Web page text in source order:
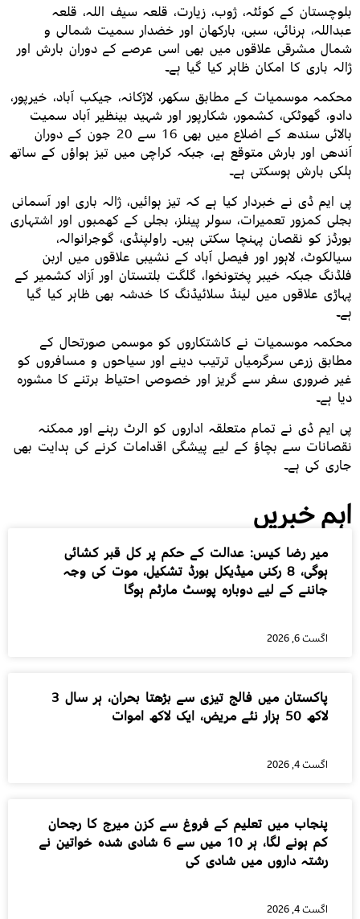
بلوچستان کے کوئٹہ، ژوب، زیارت، قلعہ سیف اللہ، قلعہ
عبداللہ، ہرنائی، سبی، بارکھان اور خضدار سمیت شمالی و
شمال مشرقی علاقوں میں بھی اسی عرصے کے دوران بارش اور
ژالہ باری کا امکان ظاہر کیا گیا ہے۔
محکمہ موسمیات کے مطابق سکھر، لاڑکانہ، جیکب آباد، خیرپور،
دادو، گھوٹکی، کشمور، شکارپور اور شہید بینظیر آباد سمیت
بالائی سندھ کے اضلاع میں بھی 16 سے 20 جون کے دوران
آندھی اور بارش متوقع ہے، جبکہ کراچی میں تیز ہواؤں کے ساتھ
ہلکی بارش ہوسکتی ہے۔
پی ایم ڈی نے خبردار کیا ہے کہ تیز ہوائیں، ژالہ باری اور آسمانی
بجلی کمزور تعمیرات، سولر پینلز، بجلی کے کھمبوں اور اشتہاری
بورڈز کو نقصان پہنچا سکتی ہیں۔ راولپنڈی، گوجرانوالہ،
سیالکوٹ، لاہور اور فیصل آباد کے نشیبی علاقوں میں اربن
فلڈنگ جبکہ خیبر پختونخوا، گلگت بلتستان اور آزاد کشمیر کے
پہاڑی علاقوں میں لینڈ سلائیڈنگ کا خدشہ بھی ظاہر کیا گیا
ہے۔
محکمہ موسمیات نے کاشتکاروں کو موسمی صورتحال کے
مطابق زرعی سرگرمیاں ترتیب دینے اور سیاحوں و مسافروں کو
غیر ضروری سفر سے گریز اور خصوصی احتیاط برتنے کا مشورہ
دیا ہے۔
پی ایم ڈی نے تمام متعلقہ اداروں کو الرٹ رہنے اور ممکنہ
نقصانات سے بچاؤ کے لیے پیشگی اقدامات کرنے کی ہدایت بھی
جاری کی ہے۔
اہم خبریں
میر رضا کیس: عدالت کے حکم پر کل قبر کشائی
ہوگی، 8 رکنی میڈیکل بورڈ تشکیل، موت کی وجہ
جاننے کے لیے دوبارہ پوسٹ مارٹم ہوگا
اگست 6, 2026
پاکستان میں فالج تیزی سے بڑھتا بحران، ہر سال 3
لاکھ 50 ہزار نئے مریض، ایک لاکھ اموات
اگست 4, 2026
پنجاب میں تعلیم کے فروغ سے کزن میرج کا رجحان
کم ہونے لگا، ہر 10 میں سے 6 شادی شدہ خواتین نے
رشتہ داروں میں شادی کی
اگست 4, 2026